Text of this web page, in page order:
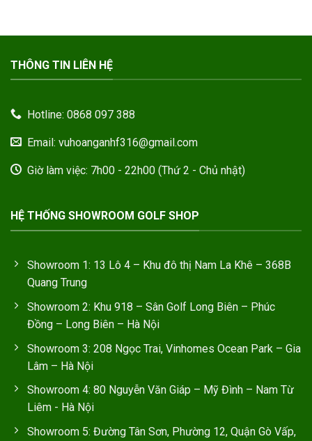
THÔNG TIN LIÊN HỆ
Hotline: 0868 097 388
Email: vuhoanganhf316@gmail.com
Giờ làm việc: 7h00 - 22h00 (Thứ 2 - Chủ nhật)
HỆ THỐNG SHOWROOM GOLF SHOP
Showroom 1: 13 Lô 4 – Khu đô thị Nam La Khê – 368B
Quang Trung
Showroom 2: Khu 918 – Sân Golf Long Biên – Phúc
Đồng – Long Biên – Hà Nội
Showroom 3: 208 Ngọc Trai, Vinhomes Ocean Park – Gia
Lâm – Hà Nội
Showroom 4: 80 Nguyễn Văn Giáp – Mỹ Đình – Nam Từ
Liêm - Hà Nội
Showroom 5: Đường Tân Sơn, Phường 12, Quận Gò Vấp,